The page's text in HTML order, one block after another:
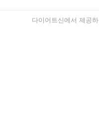
다이어트신에서 제공